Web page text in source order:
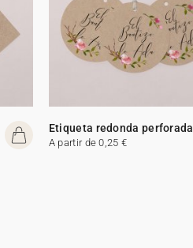
Etiqueta redonda perforada
A partir de 0,25 €